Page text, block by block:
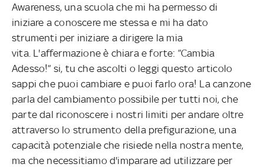
Awareness, una scuola che mi ha permesso di
iniziare a conoscere me stessa e mi ha dato
strumenti per iniziare a dirigere la mia
vita. L'affermazione è chiara e forte: ”Cambia
Adesso!” si, tu che ascolti o leggi questo articolo
sappi che puoi cambiare e puoi farlo ora! La canzone
parla del cambiamento possibile per tutti noi, che
parte dal riconoscere i nostri limiti per andare oltre
attraverso lo strumento della prefigurazione, una
capacità potenziale che risiede nella nostra mente,
ma che necessitiamo d'imparare ad utilizzare per